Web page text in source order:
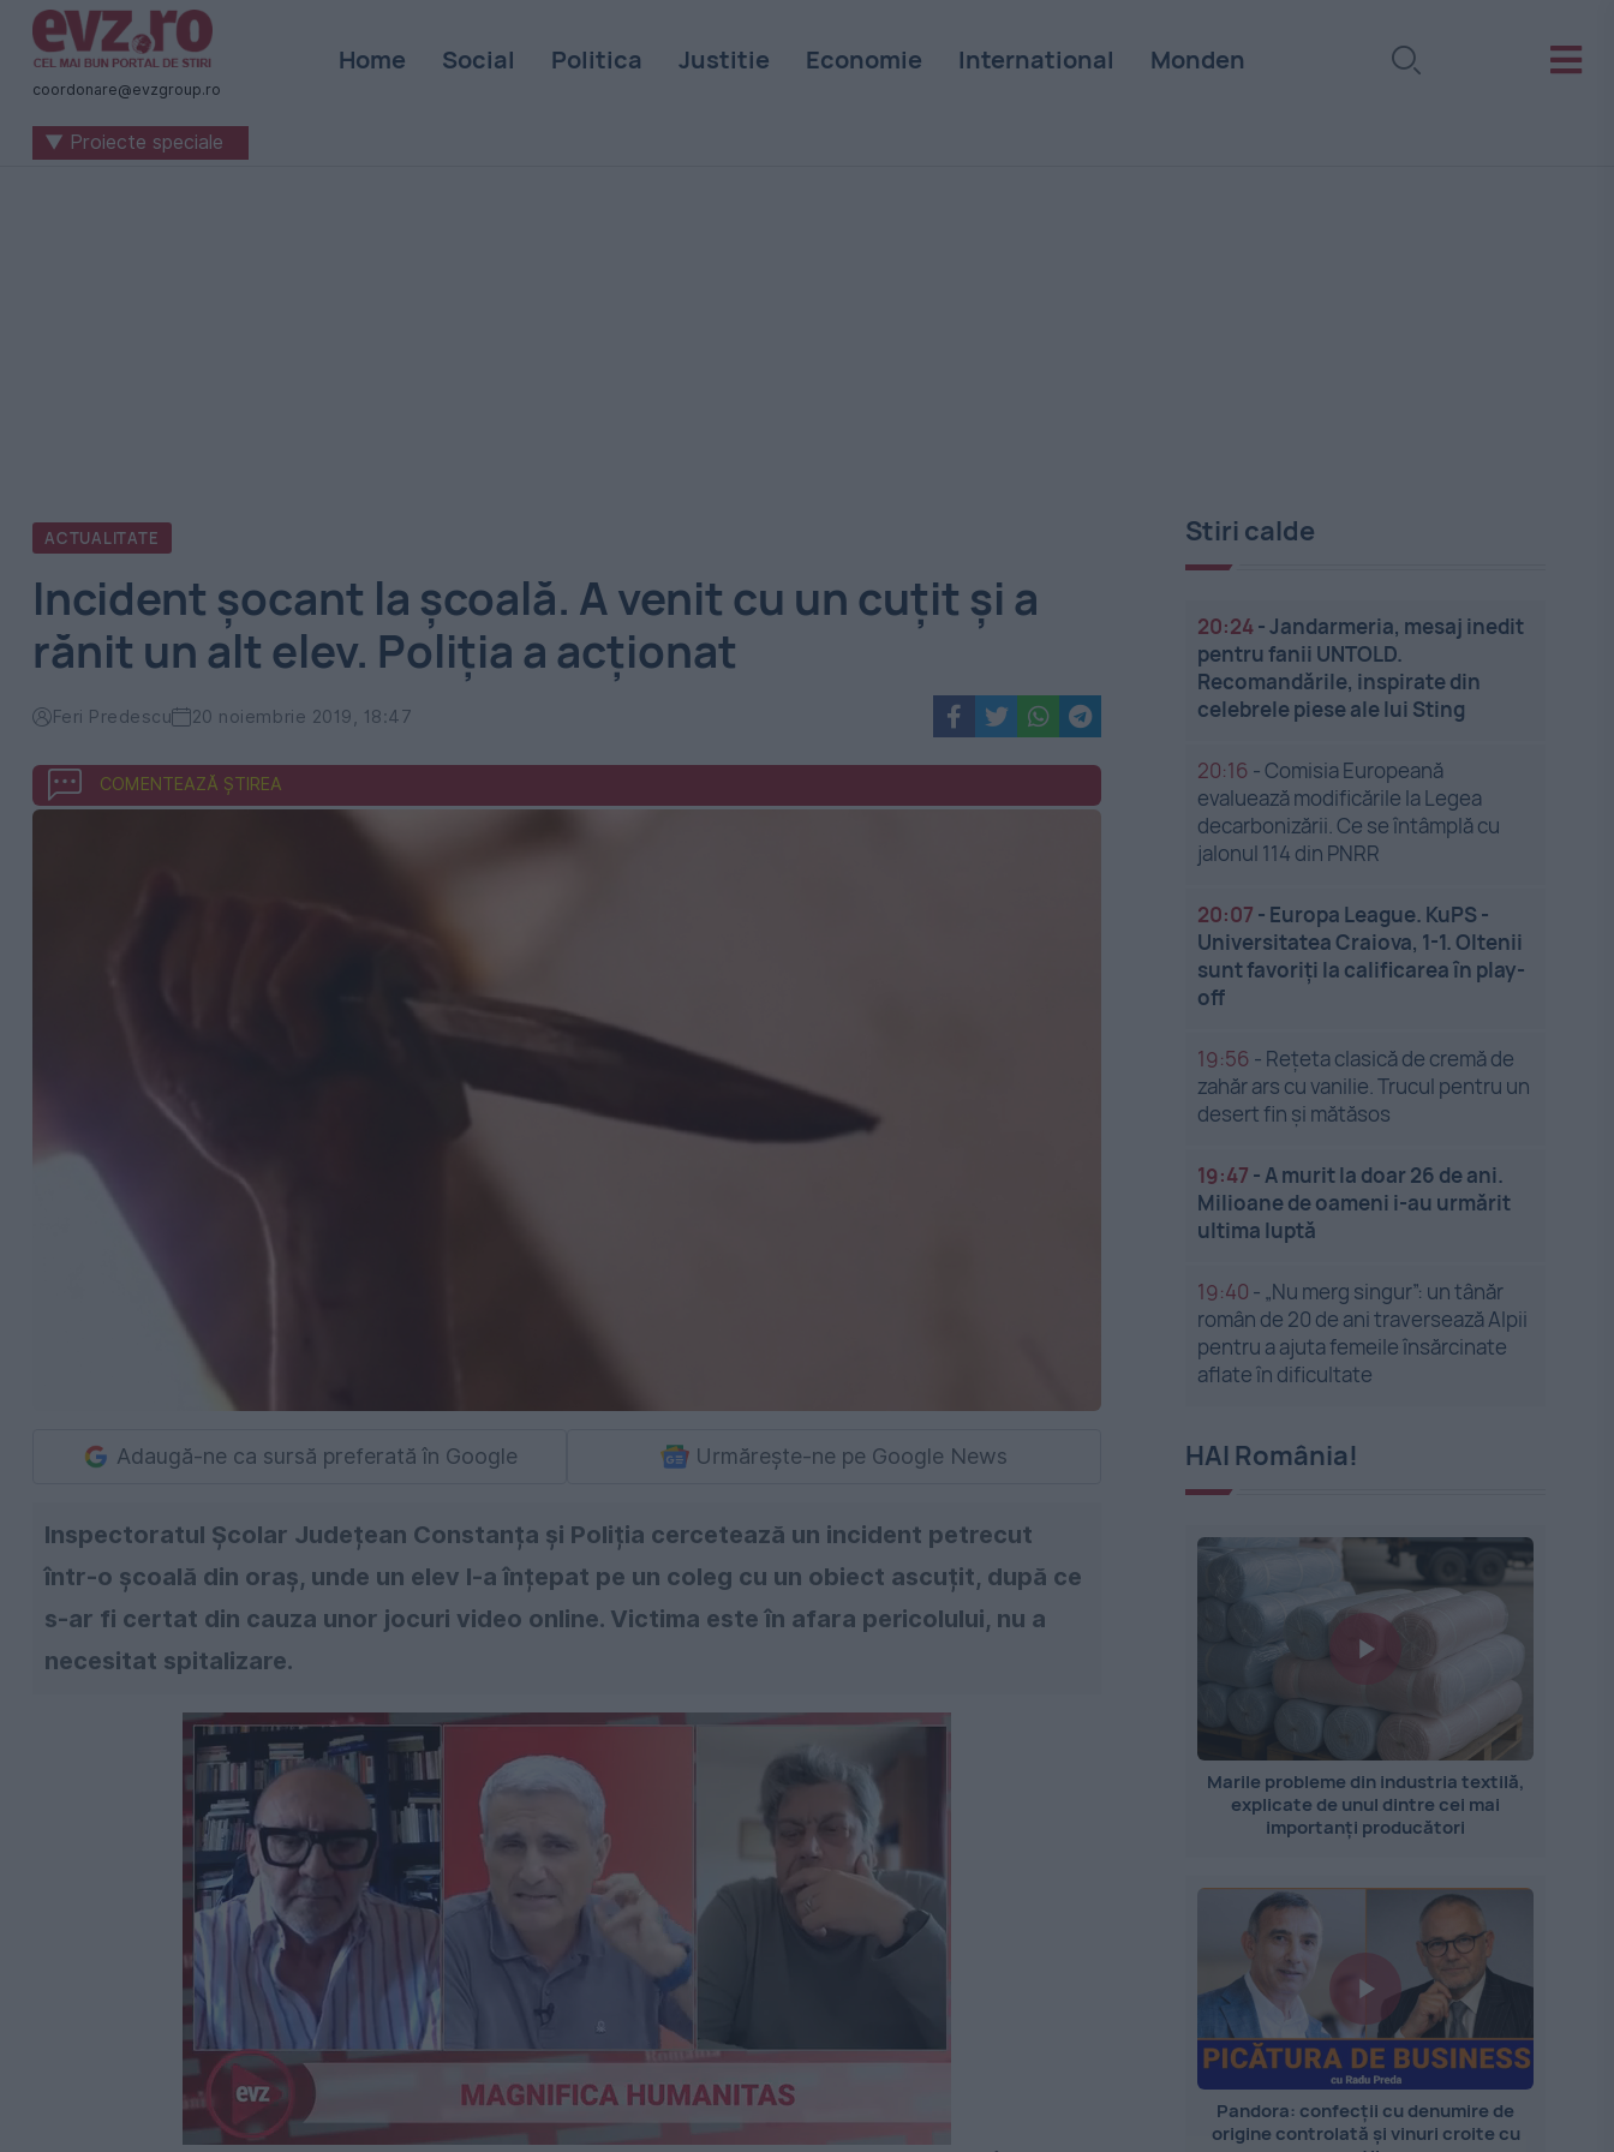
Știri
naționale
internaționale
coordonare@evzgroup.ro
Home Social Politica Justitie Economie International Monden
▼ Proiecte speciale
ACTUALITATE
Incident șocant la școală. A venit cu un cuțit și a
rănit un alt elev. Poliția a acționat
Feri Predescu 20 noiembrie 2019, 18:47
COMENTEAZĂ ȘTIREA
Adaugă-ne ca sursă preferată în Google Urmărește-ne pe Google News
Inspectoratul Școlar Județean Constanța și Poliția cercetează un incident petrecut
într-o școală din oraș, unde un elev l-a înțepat pe un coleg cu un obiect ascuțit, după ce
s-ar fi certat din cauza unor jocuri video online. Victima este în afara pericolului, nu a
necesitat spitalizare.
Stiri calde
20:24-Jandarmeria, mesaj inedit
pentru fanii UNTOLD.
Recomandările, inspirate din
celebrele piese ale lui Sting
20:16 -Comisia Europeană
evaluează modificările la Legea
decarbonizării. Ce se întâmplă cu
jalonul 114 din PNRR
20:07 - Europa League. KuPS -
Universitatea Craiova, 1-1. Oltenii
sunt favoriți la calificarea în play-
off
19:56 - Rețeta clasică de cremă de
zahăr ars cu vanilie. Trucul pentru un
desert fin și mătăsos
19:47 -A murit la doar 26 de ani.
Milioane de oameni i-au urmărit
ultima luptă
19:40 - „Nu merg singur”: un tânăr
român de 20 de ani traversează Alpii
pentru a ajuta femeile însărcinate
aflate în dificultate
HAI România!
Marile probleme din industria textilă,
explicate de unul dintre cei mai
importanți producători
Pandora: confecții cu denumire de
origine controlată și vinuri croite cu